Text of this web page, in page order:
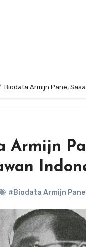
Biodata Armijn Pane,
Armijn
#Biodata Armijn Pane